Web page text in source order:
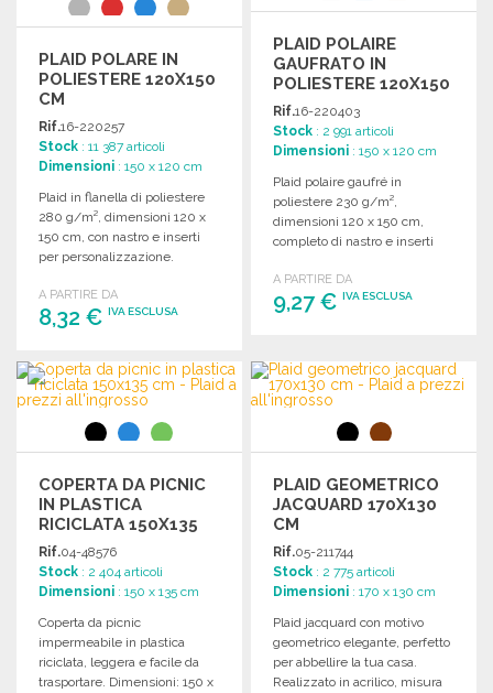
PLAID POLARE IN
POLIESTERE 120X150
CM
Rif.16-220257
Stock : 11 387 articoli
Dimensioni : 150 x 120 cm
Plaid in flanella di poliestere
280 g/m², dimensioni 120 x
150 cm, con nastro e inserti
per personalizzazione.
A PARTIRE DA
8,32 € IVA ESCLUSA
ORDINARE
Richiedi un preventivo
PLAID POLAIRE
GAUFRATO IN
POLIESTERE 120X150
CM
Rif.16-220403
Stock : 2 991 articoli
Dimensioni : 150 x 120 cm
Plaid polaire gaufré in
poliestere 230 g/m²,
dimensioni 120 x 150 cm,
completo di nastro e inserti
A PARTIRE DA
9,27 €IVA ESCLUSA
Richiedi un preventivo
COPERTA DA PICNIC
IN PLASTICA
RICICLATA 150X135
CM
Rif.04-48576
Stock : 2 404 articoli
Dimensioni : 150 x 135 cm
Coperta da picnic
impermeabile in plastica
riciclata, leggera e facile da
trasportare. Dimensioni: 150 x
PLAID GEOMETRICO
JACQUARD 170X130
CM
Rif.05-211744
Stock : 2 775 articoli
Dimensioni : 170 x 130 cm
Plaid jacquard con motivo
geometrico elegante, perfetto
per abbellire la tua casa.
Realizzato in acrilico, misura